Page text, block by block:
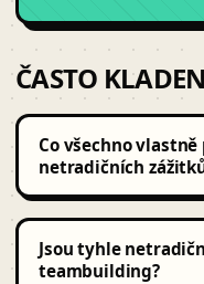
ČASTO
Co všechno
netradičních
Sem řadíme cokoliv,
indoor a outdoor
dárkové bedny, apod.
Jsou tyhle
teambuilding?